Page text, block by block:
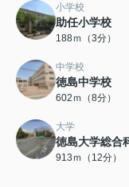
小学校
助任小学校
188ｍ（3分）
中学校
徳島中学校
602ｍ（8分）
大学
徳島大学総合
913ｍ（12分）